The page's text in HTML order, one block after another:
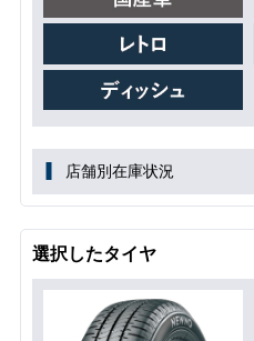
店舗別在庫状況
選択したタイヤ